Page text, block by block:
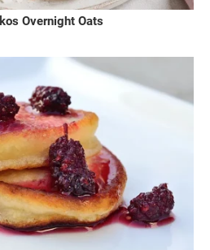
Overnight Oats